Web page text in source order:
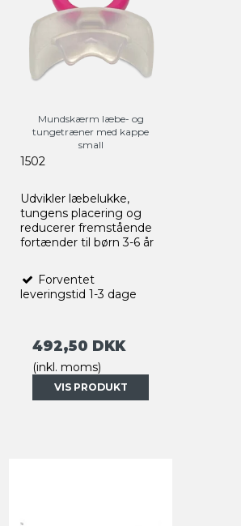
Mundskærm læbe- og
tungetræner med kappe
small
1502
Udvikler læbelukke,
tungens placering og
reducerer fremstående
fortænder til børn 3-6 år
Forventet
leveringstid 1-3 dage
492,50 DKK
(inkl. moms)
VIS PRODUKT